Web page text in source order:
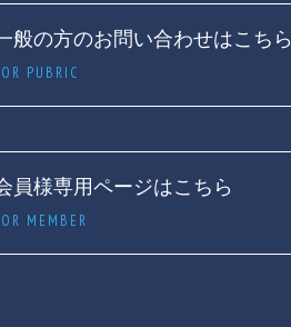
般の方のお問い合わせはこちら
PUBRIC
員様専用ページはこちら
MEMBER